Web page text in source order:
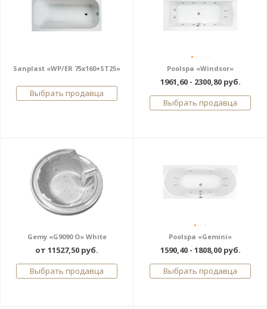
Sanplast «WP/ER 75x160+ST25»
Выбрать продавца
Poolspa «Windsor»
1961,60 - 2300,80 руб.
Выбрать продавца
Gemy «G9090 O» White
от 11527,50 руб.
Выбрать продавца
Poolspa «Gemini»
1590,40 - 1808,00 руб.
Выбрать продавца